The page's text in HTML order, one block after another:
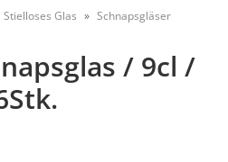
Stielloses Glas Schnapsgläser
/ 9cl /